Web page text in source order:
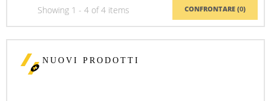
Showing 1 - 4 of 4 items CONFRONTARE (0)
NUOVI PRODOTTI